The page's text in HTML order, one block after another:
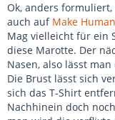
Ok, anders
auch auf Make Human
Mag vielleicht für ein
diese Marotte. Der
Nasen, also lässt
Die Brust lässt sich
sich das T-Shirt
Nachhinein doch